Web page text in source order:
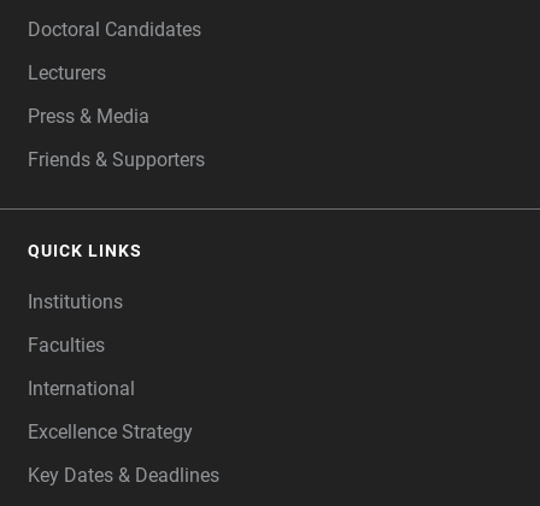
Doctoral Candidates
Lecturers
Press & Media
Friends & Supporters
QUICK LINKS
Institutions
Faculties
International
Excellence Strategy
Key Dates & Deadlines